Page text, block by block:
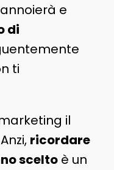
e
di
ti
il
ricordare
sceltoè un